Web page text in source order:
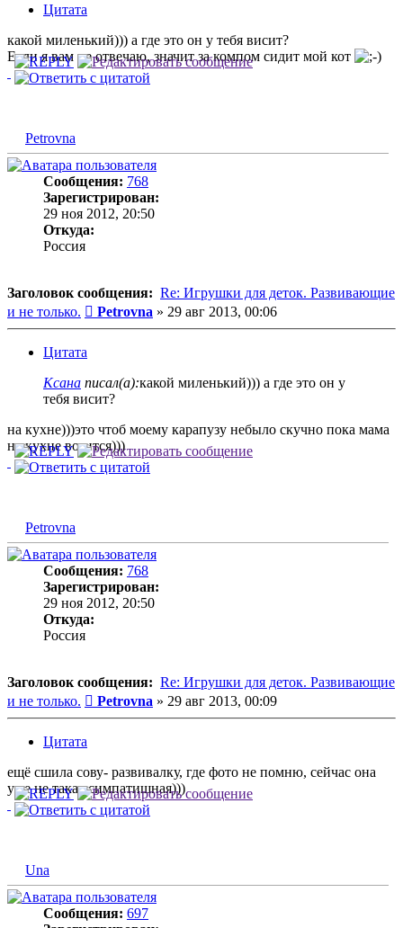
Цитата
какой миленький))) а где это он у тебя висит?
Если я вам не отвечаю, значит за компом сидит мой кот
Petrovna
Сообщения: 768
Зарегистрирован:
29 ноя 2012, 20:50
Откуда:
Россия
Заголовок сообщения: Re: Игрушки для деток. Развивающие
и не только.
Сообщение
Petrovna » 29 авг 2013, 00:06
Цитата
Ксана писал(а):какой миленький))) а где это он у
тебя висит?
на кухне)))это чтоб моему карапузу небыло скучно пока мама
на кухне возится)))
Petrovna
Сообщения: 768
Зарегистрирован:
29 ноя 2012, 20:50
Откуда:
Россия
Заголовок сообщения: Re: Игрушки для деток. Развивающие
и не только.
Сообщение
Petrovna » 29 авг 2013, 00:09
Цитата
ещё сшила сову- развивалку, где фото не помню, сейчас она
уже не такая симпатишная)))
Una
Сообщения: 697